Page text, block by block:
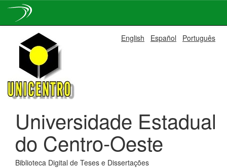
navigation
English Español Português
Universidade Estadual
do Centro-Oeste
Biblioteca Digital de Teses e Dissertações